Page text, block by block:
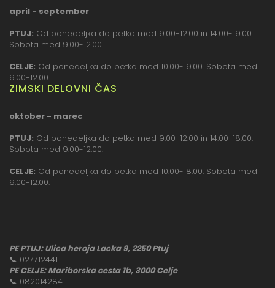
april - september
PTUJ: Od ponedeljka do petka med 9.00-12.00 in 14.00-19.00.
Sobota med 9.00-12.00.
CELJE: Od ponedeljka do petka med 10.00-19.00. Sobota med
9.00-12.00.
ZIMSKI DELOVNI ČAS
oktober - marec
PTUJ: Od ponedeljka do petka med 9.00-12.00 in 14.00-18.00.
Sobota med 9.00-12.00.
CELJE: Od ponedeljka do petka med 10.00-18.00. Sobota med
9.00-12.00.
PE PTUJ: Ulica heroja Lacka 9, 2250 Ptuj
📞 027712441
PE CELJE: Mariborska cesta 1b, 3000 Celje
📞 082014284